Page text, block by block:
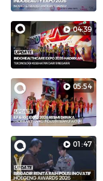
04:39
05:54
01:47